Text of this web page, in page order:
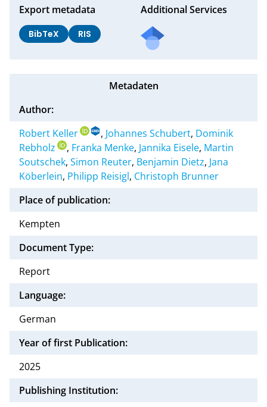
Export metadata
BibTeX RIS
Additional Services
Metadaten
Author:
Robert Keller
, Johannes Schubert, Dominik
Rebholz
, Franka Menke, Jannika Eisele, Martin
Soutschek, Simon Reuter, Benjamin Dietz, Jana
Köberlein, Philipp Reisigl, Christoph Brunner
Place of publication:
Kempten
Document Type:
Report
Language:
German
Year of first Publication:
2025
Publishing Institution: